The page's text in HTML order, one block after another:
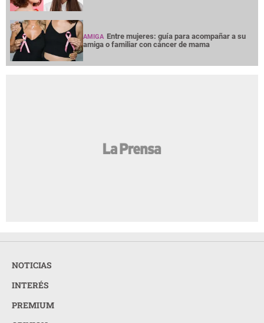
AMIGA Entre mujeres: guía para acompañar a su
amiga o familiar con cáncer de mama
NOTICIAS
INTERÉS
PREMIUM